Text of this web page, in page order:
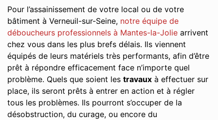
Pour l’assainissement de votre local ou de votre
bâtiment à Verneuil-sur-Seine, notre équipe de
déboucheurs professionnels à Mantes-la-Jolie arrivent
chez vous dans les plus brefs délais. Ils viennent
équipés de leurs matériels très performants, afin d’être
prêt à répondre efficacement face n’importe quel
problème. Quels que soient les travaux à effectuer sur
place, ils seront prêts à entrer en action et à régler
tous les problèmes. Ils pourront s’occuper de la
désobstruction, du curage, ou encore du